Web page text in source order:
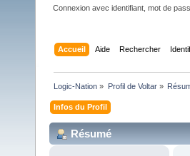
Connexion avec identifiant, mot de
Accueil Aide Rechercher
Logic-Nation » Profil de Voltar»
Infos du Profil
Résumé